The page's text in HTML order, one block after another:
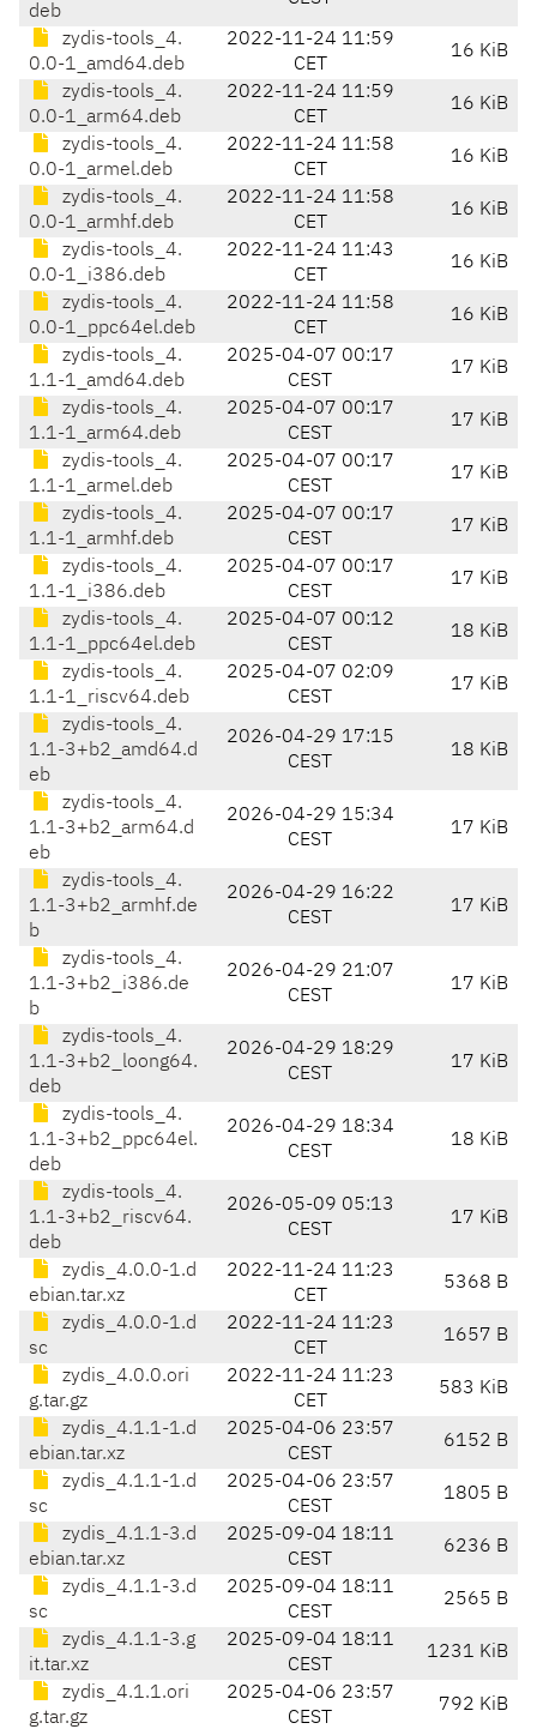
deb
zydis-tools_4.
0.0-1_amd64.deb
2022-11-24 11:59
CET
16 KiB
zydis-tools_4.
0.0-1_arm64.deb
2022-11-24 11:59
CET
16 KiB
zydis-tools_4.
0.0-1_armel.deb
2022-11-24 11:58
CET
16 KiB
zydis-tools_4.
0.0-1_armhf.deb
2022-11-24 11:58
CET
16 KiB
zydis-tools_4.
0.0-1_i386.deb
2022-11-24 11:43
CET
16 KiB
zydis-tools_4.
0.0-1_ppc64el.deb
2022-11-24 11:58
CET
16 KiB
zydis-tools_4.
1.1-1_amd64.deb
2025-04-07 00:17
CEST
17 KiB
zydis-tools_4.
1.1-1_arm64.deb
2025-04-07 00:17
CEST
17 KiB
zydis-tools_4.
1.1-1_armel.deb
2025-04-07 00:17
CEST
17 KiB
zydis-tools_4.
1.1-1_armhf.deb
2025-04-07 00:17
CEST
17 KiB
zydis-tools_4.
1.1-1_i386.deb
2025-04-07 00:17
CEST
17 KiB
zydis-tools_4.
1.1-1_ppc64el.deb
2025-04-07 00:12
CEST
18 KiB
zydis-tools_4.
1.1-1_riscv64.deb
2025-04-07 02:09
CEST
17 KiB
zydis-tools_4.
1.1-3+b2_amd64.d
eb
2026-04-29 17:15
CEST
18 KiB
zydis-tools_4.
1.1-3+b2_arm64.d
eb
2026-04-29 15:34
CEST
17 KiB
zydis-tools_4.
1.1-3+b2_armhf.de
b
2026-04-29 16:22
CEST
17 KiB
zydis-tools_4.
1.1-3+b2_i386.de
b
2026-04-29 21:07
CEST
17 KiB
zydis-tools_4.
1.1-3+b2_loong64.
deb
2026-04-29 18:29
CEST
17 KiB
zydis-tools_4.
1.1-3+b2_ppc64el.
deb
2026-04-29 18:34
CEST
18 KiB
zydis-tools_4.
1.1-3+b2_riscv64.
deb
2026-05-09 05:13
CEST
17 KiB
zydis_4.0.0-1.d
ebian.tar.xz
2022-11-24 11:23
CET
5368 B
zydis_4.0.0-1.d
sc
2022-11-24 11:23
CET
1657 B
zydis_4.0.0.ori
g.tar.gz
2022-11-24 11:23
CET
583 KiB
zydis_4.1.1-1.d
ebian.tar.xz
2025-04-06 23:57
CEST
6152 B
zydis_4.1.1-1.d
sc
2025-04-06 23:57
CEST
1805 B
zydis_4.1.1-3.d
ebian.tar.xz
2025-09-04 18:11
CEST
6236 B
zydis_4.1.1-3.d
sc
2025-09-04 18:11
CEST
2565 B
zydis_4.1.1-3.g
it.tar.xz
2025-09-04 18:11
CEST
1231 KiB
zydis_4.1.1.ori
g.tar.gz
2025-04-06 23:57
CEST
792 KiB